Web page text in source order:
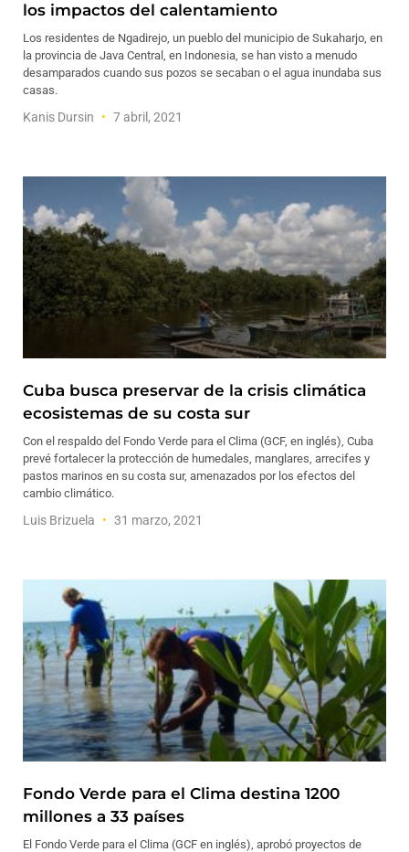
los impactos del calentamiento
Los residentes de Ngadirejo, un pueblo del municipio de Sukaharjo, en
la provincia de Java Central, en Indonesia, se han visto a menudo
desamparados cuando sus pozos se secaban o el agua inundaba sus
casas.
Kanis Dursin 7 abril, 2021
Cuba busca preservar de la crisis climática
ecosistemas de su costa sur
Con el respaldo del Fondo Verde para el Clima (GCF, en inglés), Cuba
prevé fortalecer la protección de humedales, manglares, arrecifes y
pastos marinos en su costa sur, amenazados por los efectos del
cambio climático.
Luis Brizuela 31 marzo, 2021
Fondo Verde para el Clima destina 1200
millones a 33 países
El Fondo Verde para el Clima (GCF en inglés), aprobó proyectos de